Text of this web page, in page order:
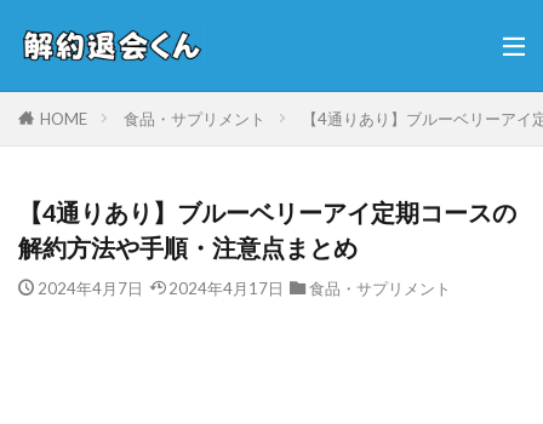
HOME 食品・サプリメント 【4通りあり】ブルーベリーア
【4通りあり】ブルーベリーアイ定期コースの
解約方法や手順・注意点まとめ
2024年4月7日 2024年4月17日 食品・サプリメント